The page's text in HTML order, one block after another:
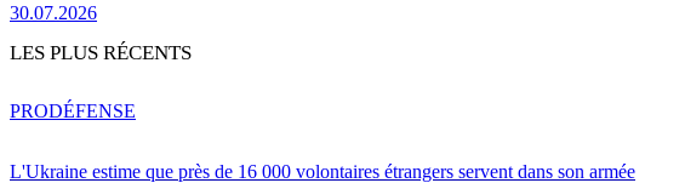
30.07.2026
LES PLUS RÉCENTS
L'Ukraine estime que près de 16 000 volontaires étrangers servent dans son armée
PRODÉFENSE